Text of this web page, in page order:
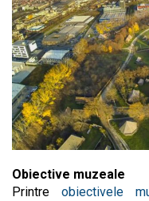
Obiective muzeale
Printre obiectivele